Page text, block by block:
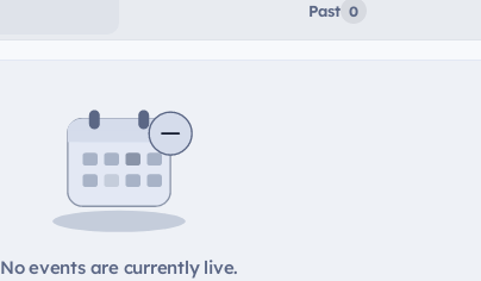
Past 0
No events are currently live.